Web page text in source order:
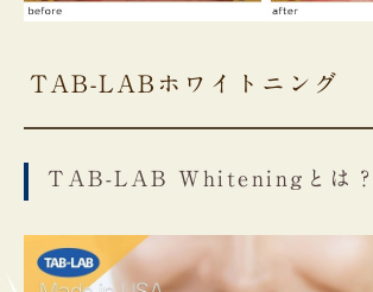
TAB-LABホワイトニング
TAB-LAB Whiteningとは？